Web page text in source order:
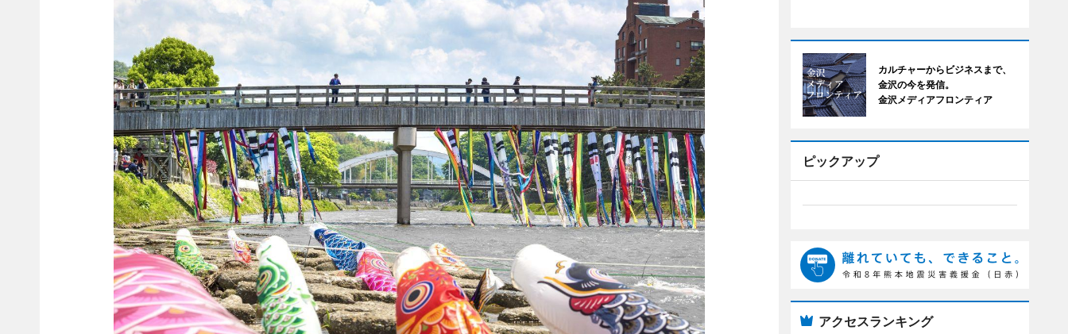
カルチャーからビジネスまで、
金沢の今を発信。
金沢メディアフロンティア
ピックアップ
アクセスランキング